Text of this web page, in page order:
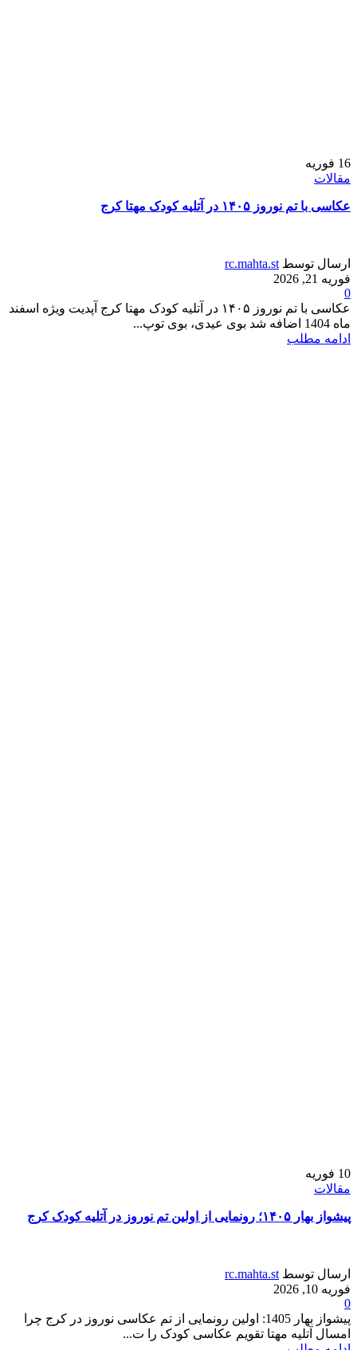
16 فوریه
مقالات
عکاسی با تم نوروز ۱۴۰۵ در آتلیه کودک مهتا کرج
ارسال توسط rc.mahta.st
فوریه 21, 2026
0
عکاسی با تم نوروز ۱۴۰۵ در آتلیه کودک مهتا کرج آپدیت ویژه اسفند
ماه 1404 اضافه شد بوی عیدی، بوی توپ...
ادامه مطلب
10 فوریه
مقالات
پیشواز بهار ۱۴۰۵؛ رونمایی از اولین تم نوروز در آتلیه کودک کرج
ارسال توسط rc.mahta.st
فوریه 10, 2026
0
پیشواز بهار 1405: اولین رونمایی از تم عکاسی نوروز در کرج چرا
امسال آتلیه مهتا تقویم عکاسی کودک را ت...